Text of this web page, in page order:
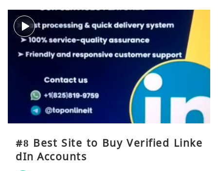
#8 Best Site to Buy Verified Linke
dIn Accounts